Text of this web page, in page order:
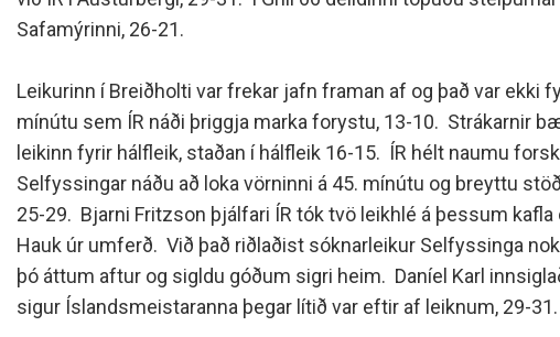
Siðareglur Umf. Selfoss
Umgengnisreglur
Safamýrinni, 26-21.
Leikurinn í Breiðholti var frekar jafn framan af og það var ekki
mínútu sem ÍR náði þriggja marka forystu, 13-10. Strákarnir
leikinn fyrir hálfleik, staðan í hálfleik 16-15. ÍR hélt naumu
Selfyssingar náðu að loka vörninni á 45. mínútu og breyttu
25-29. Bjarni Fritzson þjálfari ÍR tók tvö leikhlé á þessum kafla
Hauk úr umferð. Við það riðlaðist sóknarleikur Selfyssinga
þó áttum aftur og sigldu góðum sigri heim. Daníel Karl
sigur Íslandsmeistaranna þegar lítið var eftir af leiknum, 29-31.